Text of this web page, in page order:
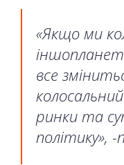
«Якщо ми
все
ринки та
політику»,